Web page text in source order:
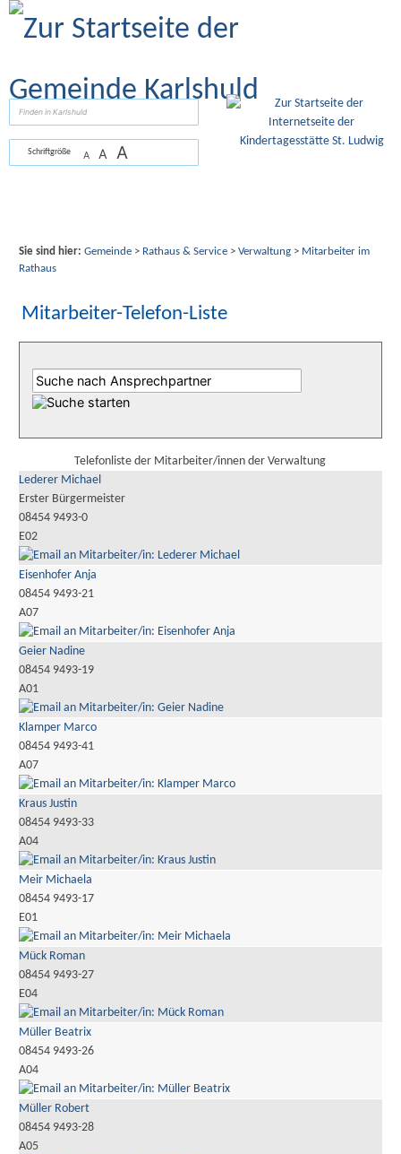
Zum Inhalt
Schriftgröße A A A
Sie sind hier: Gemeinde> Rathaus & Service> Verwaltung> Mitarbeiter im
Rathaus
Mitarbeiter-Telefon-Liste
Telefonliste der Mitarbeiter/innen der Verwaltung
Lederer Michael
Erster Bürgermeister
08454 9493-0
E02
Eisenhofer Anja
08454 9493-21
A07
Geier Nadine
08454 9493-19
A01
Klamper Marco
08454 9493-41
A07
Kraus Justin
08454 9493-33
A04
Meir Michaela
08454 9493-17
E01
Mück Roman
08454 9493-27
E04
Müller Beatrix
08454 9493-26
A04
Müller Robert
08454 9493-28
A05